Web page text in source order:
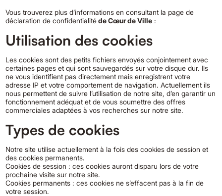
Vous trouverez plus d’informations en consultant la page de
déclaration de confidentialitéde Cœur de Ville :
Utilisation des cookies
Les cookies sont des petits fichiers envoyés conjointement avec
certaines pages et qui sont sauvegardés sur votre disque dur. Ils
ne vous identifient pas directement mais enregistrent votre
adresse IP et votre comportement de navigation. Actuellement ils
nous permettent de suivre l’utilisation de notre site, d’en garantir un
fonctionnement adéquat et de vous soumettre des offres
commerciales adaptées à vos recherches sur notre site.
Types de cookies
Notre site utilise actuellement à la fois des cookies de session et
des cookies permanents.
Cookies de session : ces cookies auront disparu lors de votre
prochaine visite sur notre site.
Cookies permanents : ces cookies ne s’effacent pas à la fin de
votre session.